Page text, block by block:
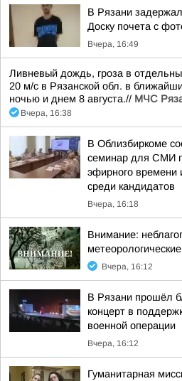
В Рязани
Доску почета с
Вчера, 16:49
Ливневый дождь, гроза в
20 м/с в Рязанской обл. в
ночью и днем 8 августа.// МЧС
Вчера, 16:38
В Облизбиркоме
семинар для СМИ
эфирного
среди кандидатов
Вчера, 16:18
Внимание:
Вчера, 16:12
В Рязани прошёл
концерт в
военной операции
Вчера, 16:12
Гуманитарная